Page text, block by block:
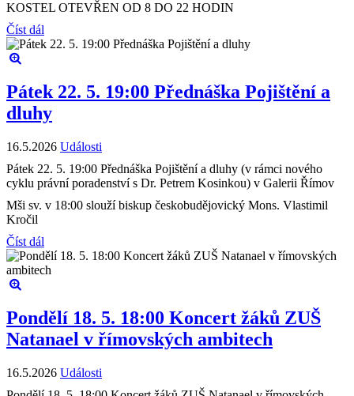
KOSTEL OTEVŘEN OD 8 DO 22 HODIN
Číst dál
Pátek 22. 5. 19:00 Přednáška Pojištění a
dluhy
16.5.2026 Události
Pátek 22. 5. 19:00 Přednáška Pojištění a dluhy (v rámci nového
cyklu právní poradenství s Dr. Petrem Kosinkou) v Galerii Římov
Mši sv. v 18:00 slouží biskup českobudějovický Mons. Vlastimil
Kročil
Číst dál
Pondělí 18. 5. 18:00 Koncert žáků ZUŠ
Natanael v římovských ambitech
16.5.2026 Události